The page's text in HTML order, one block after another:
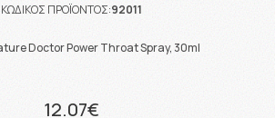
ΚΩΔΙΚΟΣ ΠΡΟΪΟΝΤΟΣ:92011
Doctor Power Throat Spray, 30ml
12.07€